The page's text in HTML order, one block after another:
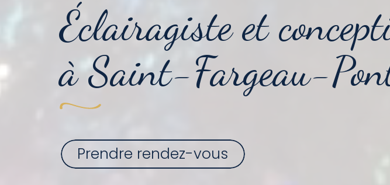
Éclairagiste et
à Saint-Fargeau-
Prendre rendez-vous